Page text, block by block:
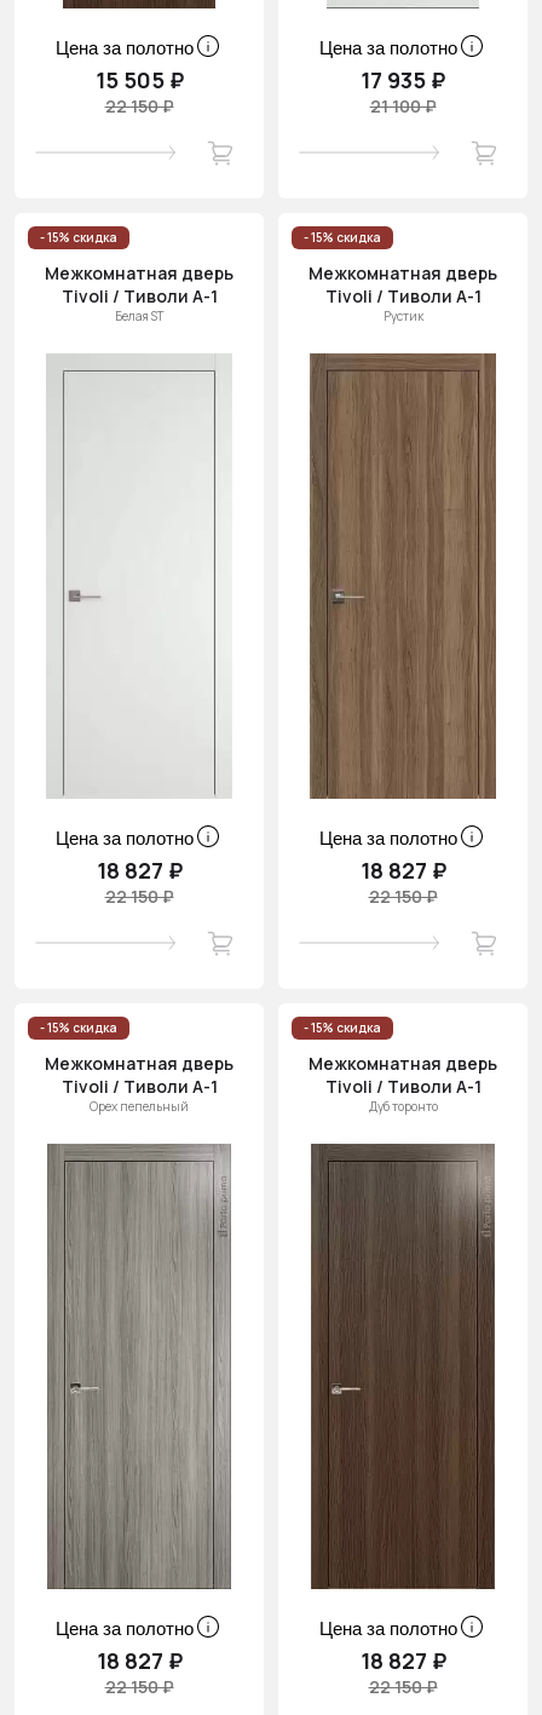
Цена за полотно
15 505 ₽
22 150 ₽
Цена за полотно
17 935 ₽
21 100 ₽
- 15% скидка
Межкомнатная дверь
Tivoli / Тиволи А-1
Белая ST
Цена за полотно
18 827 ₽
22 150 ₽
- 15% скидка
Межкомнатная дверь
Tivoli / Тиволи А-1
Рустик
Цена за полотно
18 827 ₽
22 150 ₽
- 15% скидка
Межкомнатная дверь
Tivoli / Тиволи А-1
Орех пепельный
Цена за полотно
18 827 ₽
22 150 ₽
- 15% скидка
Межкомнатная дверь
Tivoli / Тиволи А-1
Дуб торонто
Цена за полотно
18 827 ₽
22 150 ₽